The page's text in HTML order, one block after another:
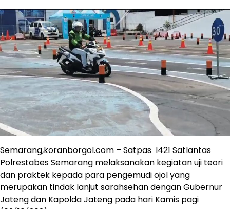
Semarang,koranborgol.com – Satpas I421 Satlantas
Polrestabes Semarang melaksanakan kegiatan uji teori
dan praktek kepada para pengemudi ojol yang
merupakan tindak lanjut sarahsehan dengan Gubernur
Jateng dan Kapolda Jateng pada hari Kamis pagi